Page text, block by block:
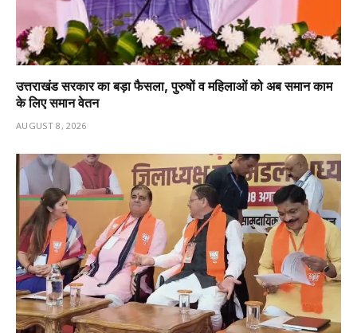
उत्तराखंड सरकार का बड़ा फैसला, पुरुषों व महिलाओं को अब समान काम
के लिए समान वेतन
AUGUST 8, 2026